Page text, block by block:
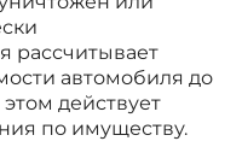
рассчитывает
автомобиля до
действует
по имуществу.